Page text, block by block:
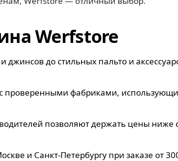
Werfstore
до стильных пальто и
с проверенными фабриками,
позволяют держать цены ниже
и Санкт-Петербургу при заказе от